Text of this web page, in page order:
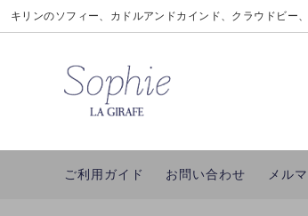
キリンのソフィー、カドルアンドカインド、クラウドビー
モンポケ
ブランドで探す
並行輸入品について
ご利用ガイド お問い合わせ メル